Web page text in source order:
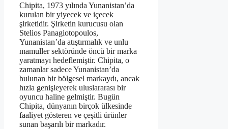
Chipita, 1973 yılında Yunanistan’da
kurulan bir yiyecek ve içecek
şirketidir. Şirketin kurucusu olan
Stelios Panagiotopoulos,
Yunanistan’da atıştırmalık ve unlu
mamuller sektöründe öncü bir marka
yaratmayı hedeflemiştir. Chipita, o
zamanlar sadece Yunanistan’da
bulunan bir bölgesel markaydı, ancak
hızla genişleyerek uluslararası bir
oyuncu haline gelmiştir. Bugün
Chipita, dünyanın birçok ülkesinde
faaliyet gösteren ve çeşitli ürünler
sunan başarılı bir markadır.